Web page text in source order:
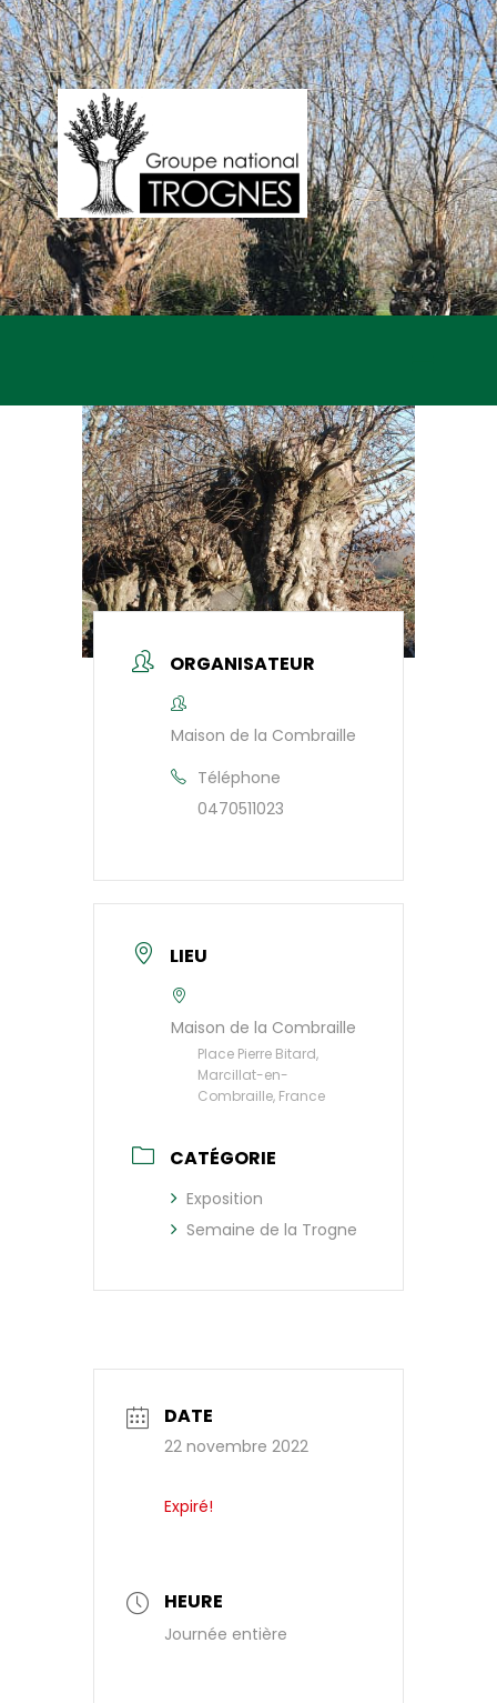
ORGANISATEUR
Maison de la Combraille
Téléphone
0470511023
LIEU
Maison de la Combraille
Place Pierre Bitard,
Marcillat-en-
Combraille, France
CATÉGORIE
Exposition
Semaine de la Trogne
DATE
22 novembre 2022
Expiré!
HEURE
Journée entière